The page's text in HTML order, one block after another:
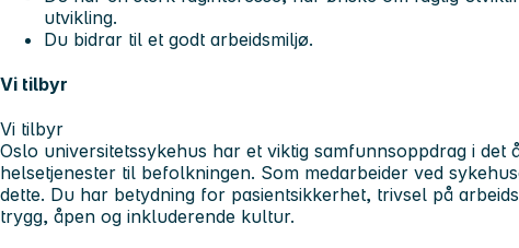
utvikling.
Du bidrar til et godt arbeidsmiljø.
Vi tilbyr
Vi tilbyr
Oslo universitetssykehus har et viktig samfunnsoppdrag i det
helsetjenester til befolkningen. Som medarbeider ved
dette. Du har betydning for pasientsikkerhet, trivsel på
trygg, åpen og inkluderende kultur.